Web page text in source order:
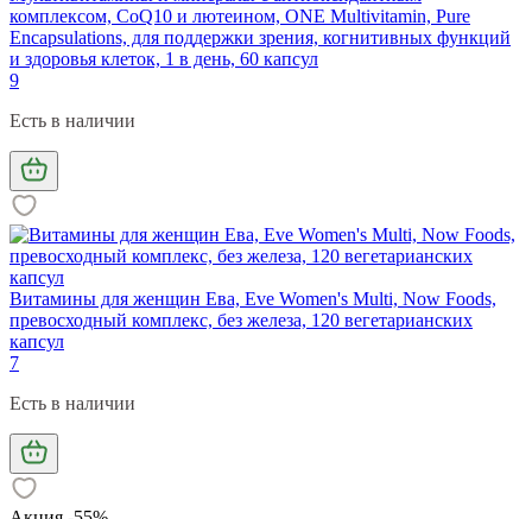
комплексом, CoQ10 и лютеином, ONE Multivitamin, Pure
Encapsulations, для поддержки зрения, когнитивных функций
и здоровья клеток, 1 в день, 60 капсул
9
Есть в наличии
Витамины для женщин Ева, Eve Women's Multi, Now Foods,
превосходный комплекс, без железа, 120 вегетарианских
капсул
7
Есть в наличии